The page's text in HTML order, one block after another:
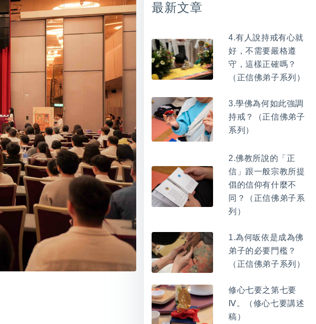
最新文章
4.有人說持戒有心就
好，不需要嚴格遵
守，這樣正確嗎？
（正信佛弟子系列）
3.學佛為何如此強調
持戒？（正信佛弟子
系列）
2.佛教所說的「正
信」跟一般宗教所提
倡的信仰有什麼不
同？（正信佛弟子系
列）
1.為何皈依是成為佛
弟子的必要門檻？
（正信佛弟子系列）
修心七要之第七要
Ⅳ。（修心七要講述
稿）